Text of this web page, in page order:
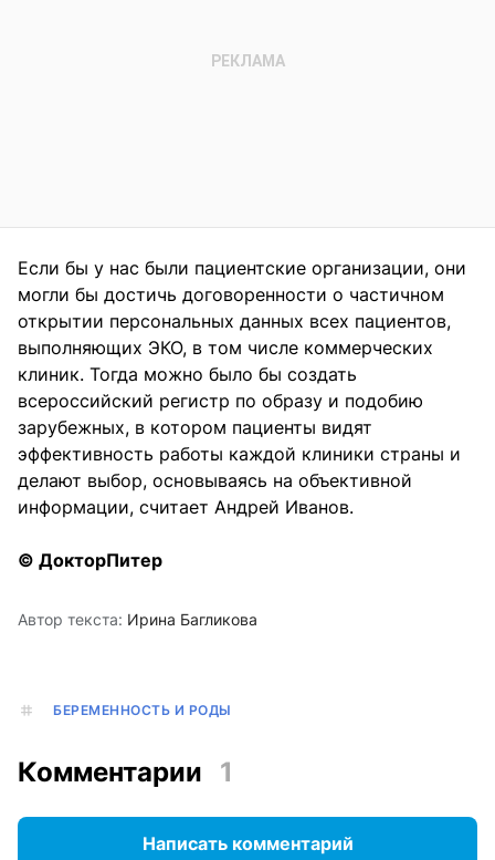
Если бы у нас были пациентские организации, они
могли бы достичь договоренности о частичном
открытии персональных данных всех пациентов,
выполняющих ЭКО, в том числе коммерческих
клиник. Тогда можно было бы создать
всероссийский регистр по образу и подобию
зарубежных, в котором пациенты видят
эффективность работы каждой клиники страны и
делают выбор, основываясь на объективной
информации, считает Андрей Иванов.
© ДокторПитер
Автор текста: Ирина Багликова
БЕРЕМЕННОСТЬ И РОДЫ
Комментарии 1
Написать комментарий